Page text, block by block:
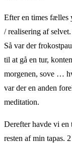
Efter en times fælles
/ realisering af
Så var der
til at gå en tur,
morgenen, sove …
var der en anden
meditation.
Derefter havde vi en
resten af ​​min tapas.